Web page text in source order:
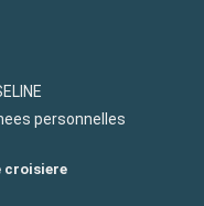
personnelles
croisiere